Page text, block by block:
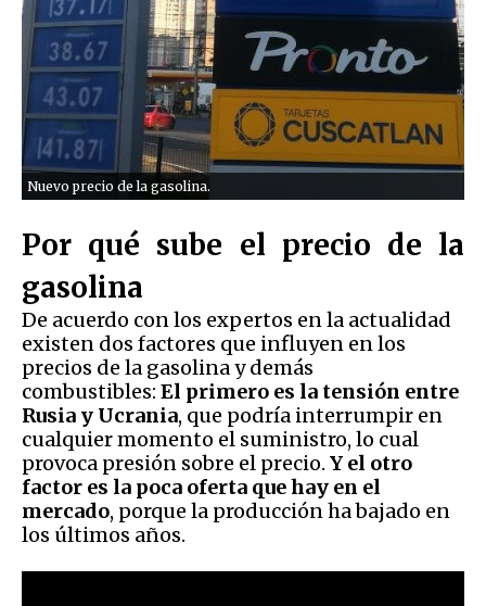
Nuevo precio de la gasolina.
Por qué sube el precio de la
gasolina
De acuerdo con los expertos en la actualidad
existen dos factores que influyen en los
precios de la gasolina y demás
combustibles: El primero es la tensión entre
Rusia y Ucrania, que podría interrumpir en
cualquier momento el suministro, lo cual
provoca presión sobre el precio. Y el otro
factor es la poca oferta que hay en el
mercado, porque la producción ha bajado en
los últimos años.